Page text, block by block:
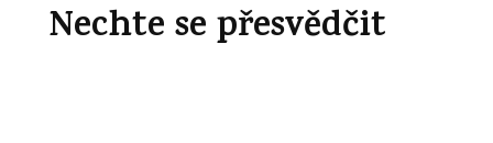
Nechte se přesvědčit